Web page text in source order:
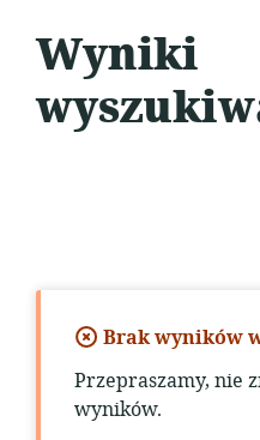
Wyniki
Brak wyników
Przepraszamy, nie
wyników.